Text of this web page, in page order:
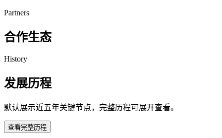
Partners
合作生态
History
发展历程
默认展示近五年关键节点，完整历程可展开查看。
查看完整历程